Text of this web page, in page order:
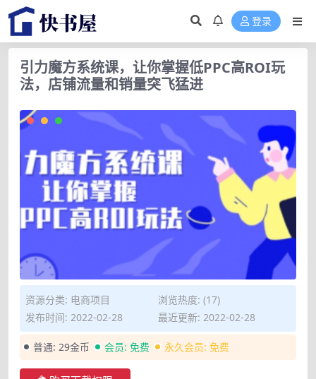
登录
引力魔方系统课，让你掌握低PPC高ROI玩
法，店铺流量和销量突飞猛进
资源分类: 电商项目
浏览热度: (17)
发布时间: 2022-02-28
最近更新: 2022-02-28
普通: 29金币 会员: 免费 永久会员: 免费